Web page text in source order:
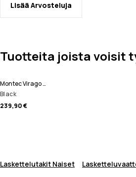
Lisää Arvosteluja
Tuotteita joista voisit
Montec Virago W Laskettelutakki Naiset
Black
239,90 €
Laskettelutakit Naiset